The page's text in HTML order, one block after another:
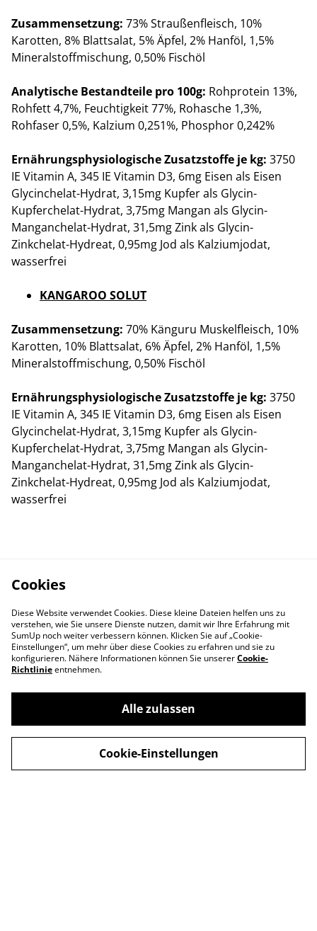
Zusammensetzung: 73% Straußenfleisch, 10%
Karotten, 8% Blattsalat, 5% Äpfel, 2% Hanföl, 1,5%
Mineralstoffmischung, 0,50% Fischöl
Analytische Bestandteile pro 100g: Rohprotein 13%,
Rohfett 4,7%, Feuchtigkeit 77%, Rohasche 1,3%,
Rohfaser 0,5%, Kalzium 0,251%, Phosphor 0,242%
Ernährungsphysiologische Zusatzstoffe je kg: 3750
IE Vitamin A, 345 IE Vitamin D3, 6mg Eisen als Eisen
Glycinchelat-Hydrat, 3,15mg Kupfer als Glycin-
Kupferchelat-Hydrat, 3,75mg Mangan als Glycin-
Manganchelat-Hydrat, 31,5mg Zink als Glycin-
Zinkchelat-Hydreat, 0,95mg Jod als Kalziumjodat,
wasserfrei
KANGAROO SOLUT
Zusammensetzung: 70% Känguru Muskelfleisch, 10%
Karotten, 10% Blattsalat, 6% Äpfel, 2% Hanföl, 1,5%
Mineralstoffmischung, 0,50% Fischöl
Ernährungsphysiologische Zusatzstoffe je kg: 3750
IE Vitamin A, 345 IE Vitamin D3, 6mg Eisen als Eisen
Glycinchelat-Hydrat, 3,15mg Kupfer als Glycin-
Kupferchelat-Hydrat, 3,75mg Mangan als Glycin-
Manganchelat-Hydrat, 31,5mg Zink als Glycin-
Zinkchelat-Hydreat, 0,95mg Jod als Kalziumjodat,
wasserfrei
Contact Us
Legal Terms
Cookies
Diese Website verwendet Cookies. Diese kleine Dateien helfen uns zu
verstehen, wie Sie unsere Dienste nutzen, damit wir Ihre Erfahrung mit
SumUp noch weiter verbessern können. Klicken Sie auf „Cookie-
Einstellungen“, um mehr über diese Cookies zu erfahren und sie zu
konfigurieren. Nähere Informationen können Sie unsererCookie-
Richtlinieentnehmen.
Alle zulassen
Cookie-Einstellungen